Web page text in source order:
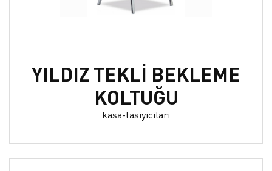
YILDIZ TEKLİ BEKLEME
KOLTUĞU
kasa-tasiyicilari